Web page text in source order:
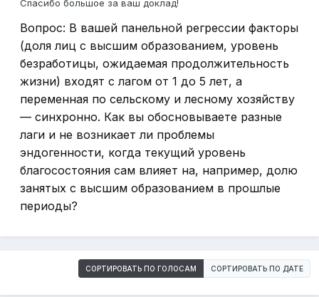
Спасибо большое за ваш доклад!
Вопрос: В вашей панельной регрессии факторы
(доля лиц с высшим образованием, уровень
безработицы, ожидаемая продолжительность
жизни) входят с лагом от 1 до 5 лет, а
переменная по сельскому и лесному хозяйству
— синхронно. Как вы обосновываете разные
лаги и не возникает ли проблемы
эндогенности, когда текущий уровень
благосостояния сам влияет на, например, долю
занятых с высшим образованием в прошлые
периоды?
СОРТИРОВАТЬ ПО ГОЛОСАМ СОРТИРОВАТЬ ПО ДАТЕ